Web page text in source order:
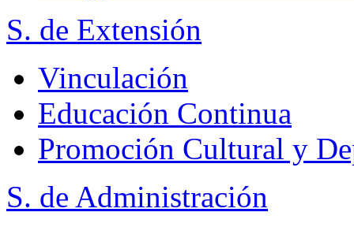
S. de Extensión
Vinculación
Educación Continua
Promoción Cultural y
S. de Administración